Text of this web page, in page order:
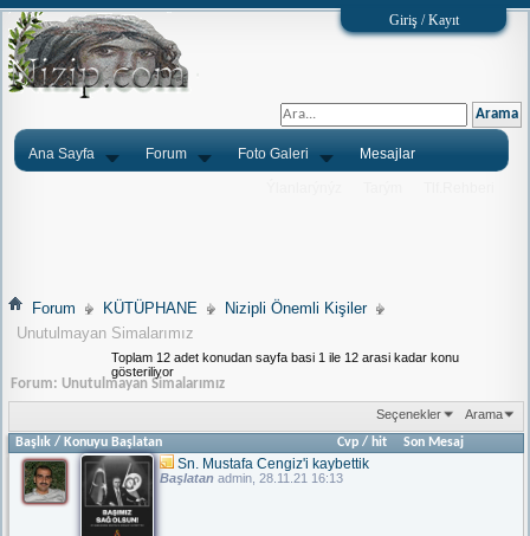
Giriş / Kayıt
Ana Sayfa Forum Foto Galeri Mesajlar
Forum KÜTÜPHANE
Nizipli Önemli Kişiler
Unutulmayan Simalarımız
Toplam 12 adet konudan sayfa basi 1 ile 12 arasi kadar konu
gösteriliyor
Forum: Unutulmayan Simalarımız
Seçenekler Arama
Başlık / Konuyu Başlatan Cvp /hit Son Mesaj
Sn. Mustafa Cengiz'i kaybettik
Başlatan admin, 28.11.21 16:13